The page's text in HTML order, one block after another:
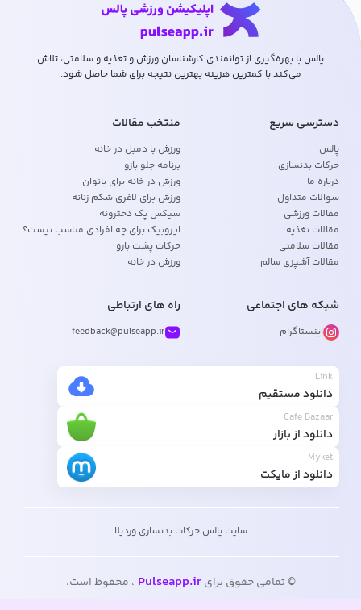
پالس با بهره‌گیری از توانمندی کارشناسان ورزش و تغذیه و سلامتی، تلاش
می‌کند با کمترین هزینه بهترین نتیجه برای شما حاصل شود.
دسترسی سریع
پالس
حرکات بدنسازی
درباره ما
سوالات متداول
مقالات ورزشی
مقالات تغذیه
مقالات سلامتی
مقالات آشپزی سالم
منتخب مقالات
ورزش با دمبل در خانه
برنامه جلو بازو
ورزش در خانه برای بانوان
ورزش برای لاغری شکم زنانه
سیکس پک دخترونه
ایروبیک برای چه افرادی مناسب نیست؟
حرکات پشت بازو
ورزش در خانه
شبکه های اجتماعی
اینستاگرام
راه های ارتباطی
feedback@pulseapp.ir
Link
دانلود مستقیم
Cafe Bazaar
دانلود از بازار
Myket
دانلود از مایکت
سایت پالس.حرکات بدنسازی.وردیلا
© تمامی حقوق برایPulseapp.ir ، محفوظ است.